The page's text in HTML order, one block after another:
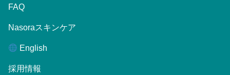
FAQ
Nasoraスキンケア
English
採用情報